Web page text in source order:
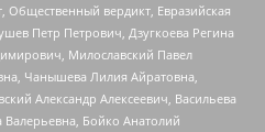
вердикт, Евразийская
Петр Петрович, Дзугкоева Регина
Милославский Павел
Чанышева Лилия Айратовна,
Александр Алексеевич, Васильева
Валерьевна, Бойко Анатолий